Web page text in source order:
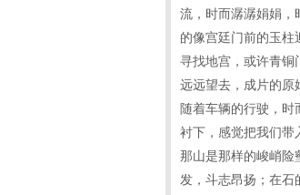
流，时而潺潺娟娟，
的像宫廷门前的玉柱
寻找地宫，或许青
远远望去，成片的
随着车辆的行驶，
衬下，感觉把我们带
那山是那样的峻峭险
发，斗志昂扬；在